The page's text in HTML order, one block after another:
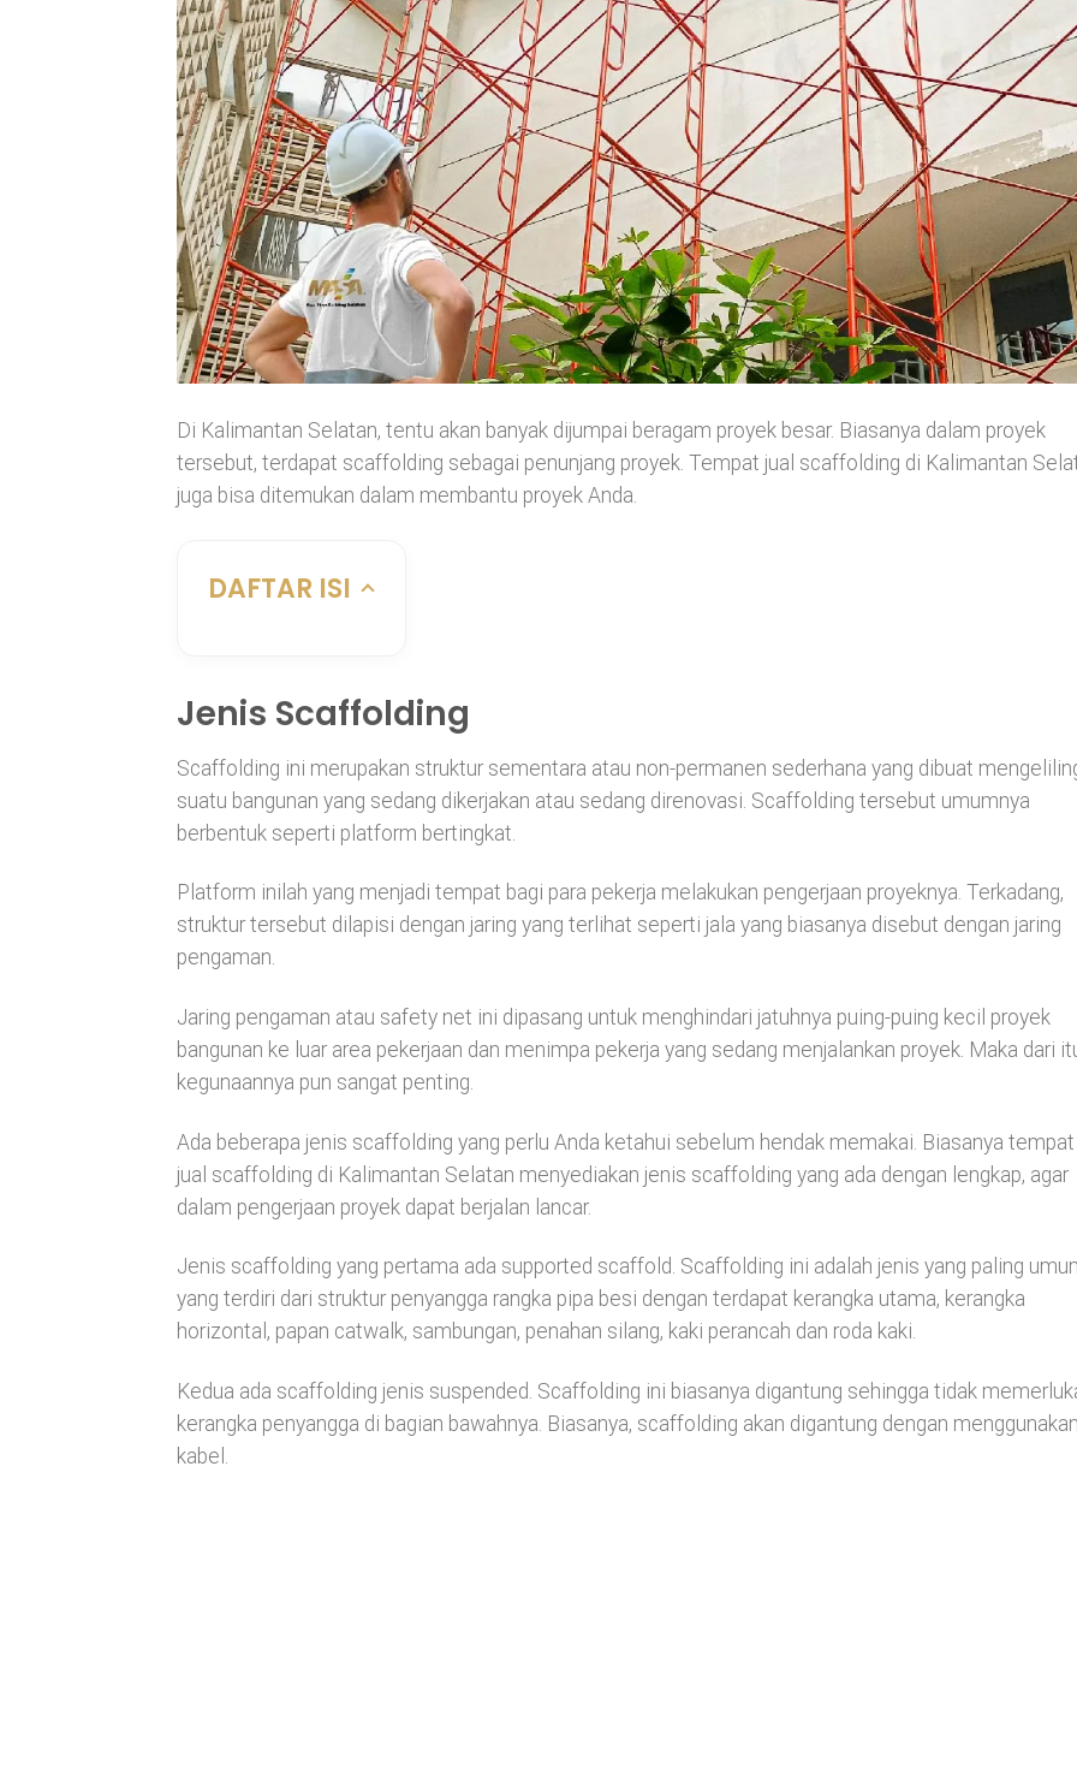
Di Kalimantan Selatan, tentu akan banyak dijumpai beragam proyek besar. Biasanya dalam proyek
tersebut, terdapat scaffolding sebagai penunjang proyek. Tempat jual scaffolding di Kalimantan
juga bisa ditemukan dalam membantu proyek Anda.
DAFTAR ISI
Jenis Scaffolding
Scaffolding ini merupakan struktur sementara atau non-permanen sederhana yang dibuat
suatu bangunan yang sedang dikerjakan atau sedang direnovasi. Scaffolding tersebut umumnya
berbentuk seperti platform bertingkat.
Platform inilah yang menjadi tempat bagi para pekerja melakukan pengerjaan proyeknya. Terkadang,
struktur tersebut dilapisi dengan jaring yang terlihat seperti jala yang biasanya disebut dengan jaring
pengaman.
Jaring pengaman atau safety net ini dipasang untuk menghindari jatuhnya puing-puing kecil proyek
bangunan ke luar area pekerjaan dan menimpa pekerja yang sedang menjalankan proyek. Maka dari
kegunaannya pun sangat penting.
Ada beberapa jenis scaffolding yang perlu Anda ketahui sebelum hendak memakai. Biasanya tempat
jual scaffolding di Kalimantan Selatan menyediakan jenis scaffolding yang ada dengan lengkap, agar
dalam pengerjaan proyek dapat berjalan lancar.
Jenis scaffolding yang pertama ada supported scaffold. Scaffolding ini adalah jenis yang paling
yang terdiri dari struktur penyangga rangka pipa besi dengan terdapat kerangka utama, kerangka
horizontal, papan catwalk, sambungan, penahan silang, kaki perancah dan roda kaki.
Kedua ada scaffolding jenis suspended. Scaffolding ini biasanya digantung sehingga tidak
kerangka penyangga di bagian bawahnya. Biasanya, scaffolding akan digantung dengan
kabel.